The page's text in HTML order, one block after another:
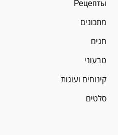
Рецепты
מתכונים
חגים
טבעוני
קינוחים ועוגות
סלטים